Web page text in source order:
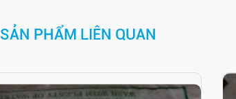
SẢN PHẨM LIÊN QUAN